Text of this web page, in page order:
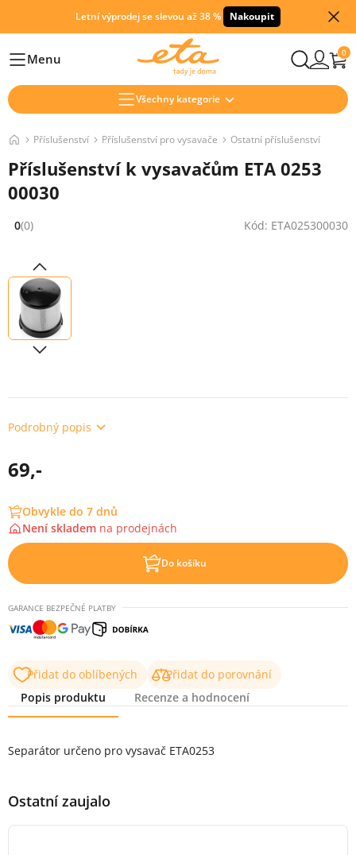
Letní výprodej se slevou až 38 % Nakoupit
HlavníMenu 0
Všechny kategorie
Příslušenství Příslušenství pro vysavače Ostatní příslušenství
Příslušenství k vysavačům ETA 0253
00030
Hodnocení: 0 z 5 (0 recenzí)
0(0) Kód: ETA025300030
Podrobný popis
69,-
Obvykle do 7 dnů
Není skladem na prodejnách
Do košíku
GARANCE BEZPEČNÉ PLATBY
Přidat do oblíbených
Přidat do porovnání
Popis produktu
Recenze a hodnocení
Separátor určeno pro vysavač ETA0253
Ostatní zaujalo